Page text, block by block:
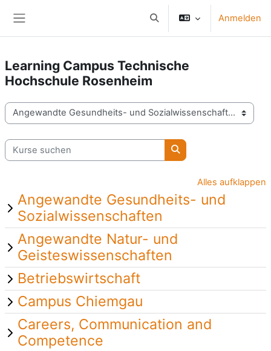
Sucheingabe umschalten
Anmelden
Learning Campus Technische
Hochschule Rosenheim
Kursbereiche
Kurse suchen
Kurse suchen
Alles aufklappen
Angewandte Gesundheits- und
Sozialwissenschaften
Angewandte Natur- und
Geisteswissenschaften
Betriebswirtschaft
Campus Chiemgau
Careers, Communication and
Competence